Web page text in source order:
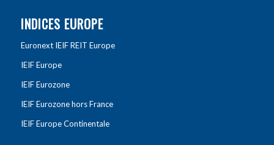
INDICES EUROPE
Euronext IEIF REIT Europe
IEIF Europe
IEIF Eurozone
IEIF Eurozone hors France
IEIF Europe Continentale